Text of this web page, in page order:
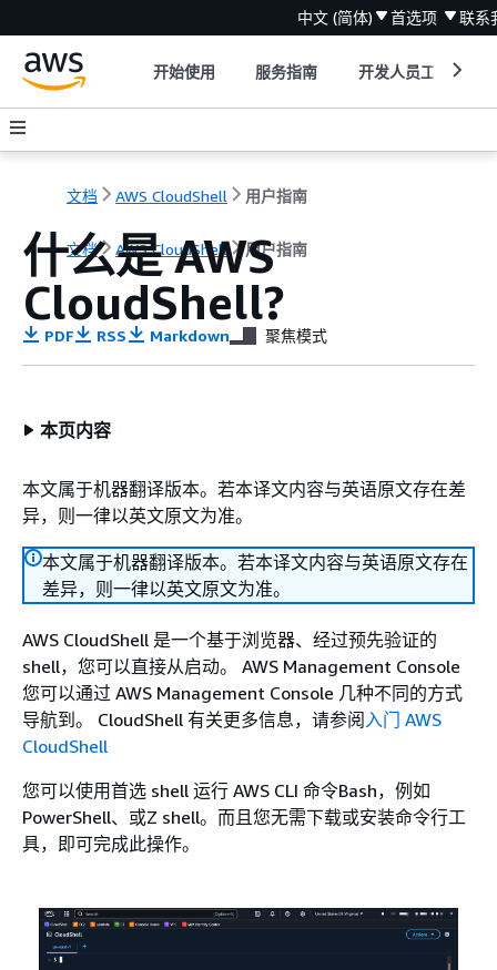
中文 (简体) 首选项 联系
开始使用 服务指南 开发人员工具
文档 AWS CloudShell 用户指南
文档 AWS CloudShell 用户指南
什么是 AWS
CloudShell?
PDF RSS Markdown 聚焦模式
本页内容
本文属于机器翻译版本。若本译文内容与英语原文存在差
异，则一律以英文原文为准。
本文属于机器翻译版本。若本译文内容与英语原文存在
差异，则一律以英文原文为准。
AWS CloudShell 是一个基于浏览器、经过预先验证的
shell，您可以直接从启动。 AWS Management Console
您可以通过 AWS Management Console 几种不同的方式
导航到。 CloudShell 有关更多信息，请参阅入门 AWS
CloudShell
您可以使用首选 shell 运行 AWS CLI 命令Bash，例如
PowerShell、或Z shell。而且您无需下载或安装命令行工
具，即可完成此操作。